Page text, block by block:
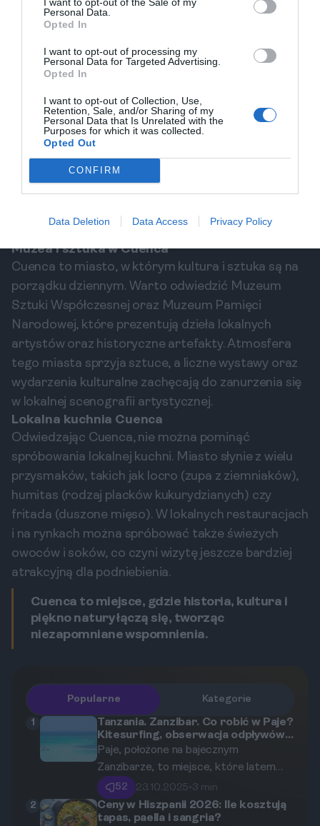
Personal Data.
Opted In
I want to opt-out of processing my
Personal Data for Targeted Advertising.
Opted In
I want to opt-out of Collection, Use,
Retention, Sale, and/or Sharing of my
Personal Data that Is Unrelated with the
Purposes for which it was collected.
Opted Out
CONFIRM
Data Deletion Data Access Privacy Policy
dziedzictwa. Spacerując po kompleksie, można
podziwiać piękne widoki na otaczające wzgórza i
doliny, co czyni wizytę w Ingapirca niezapomnianym
doświadczeniem.
Inne atrakcje Cuenca
Cuenca oferuje wiele innych atrakcji, które
zadowolą zarówno miłośników historii, jak i osób
szukających relaksu. Wśród nich warto wymienić
piękne parki, kościoły, muzea oraz lokalne rynki,
które pełne są życia. Każde z tych miejsc pokazuje
inny aspekt kultury Ekwadoru i tego, co czyni
Cuenca tak wyjątkowym miastem.
Muzea i sztuka w Cuenca
Cuenca to miasto, w którym kultura i sztuka są na
porządku dziennym. Warto odwiedzić Muzeum
Sztuki Współczesnej oraz Muzeum Pamięci
Narodowej, które prezentują dzieła lokalnych
artystów oraz historyczne artefakty. Atmosfera
tego miasta sprzyja sztuce, a liczne wystawy oraz
wydarzenia kulturalne zachęcają do zanurzenia się
w lokalnej scenografii artystycznej.
Lokalna kuchnia Cuenca
Odwiedzając Cuenca, nie można pominąć
spróbowania lokalnej kuchni. Miasto słynie z wielu
przysmaków, takich jak locro (zupa z ziemniaków),
humitas (rodzaj placków kukurydzianych) czy
fritada (duszone mięso). W lokalnych restauracjach
i na rynkach można spróbować także świeżych
owoców i soków, co czyni wizytę jeszcze bardziej
atrakcyjną dla podniebienia.
Cuenca to miejsce, gdzie historia, kultura i
piękno natury łączą się, tworząc
niezapomniane wspomnienia.
Popularne Kategorie
1
Tanzania. Zanzibar. Co robić w Paje?
Kitesurfing, obserwacja odpływów i
wizyta w Jozani Forest
Paje, położone na bajecznym
Zanzibarze, to miejsce, które latem
przyciąga rzesze turystów. Co więcej,
zima to doskonały czas, aby odwiedzić
to miejsce! Ten przewodnik
52 23.10.2025•3 min
2
Ceny w Hiszpanii 2026: Ile kosztują
tapas, paella i sangria?